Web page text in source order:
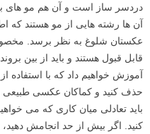
دردسر ساز است و آن هم مو های
آن ها رشته هایی از مو هستند
عکستان شلوغ به نظر برسد.
آموزش خواهیم داد که با استفاده
حذف کنید و کماکان عکسی طبیعی
باید تعادلی میان کاری که می
کنید. اگر بیش از حد انجامش دهید،